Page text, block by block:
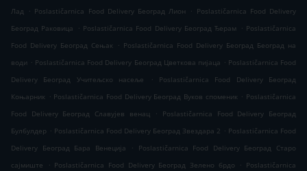
Лад
. Poslastičarnica Food Delivery Београд Лион . Poslastičarnica Food Delivery
Београд Раковица
. Poslastičarnica Food Delivery Београд Ђерам . Poslastičarnica
Food Delivery Београд Сењак
. Poslastičarnica Food Delivery Београд Београд на
води . Poslastičarnica Food Delivery Београд Цветкова пијаца . Poslastičarnica Food
Delivery Београд Учитељско насеље
.
Poslastičarnica Food Delivery Београд
Коњарник . Poslastičarnica Food Delivery Београд Вуков споменик . Poslastičarnica
Food Delivery Београд Славујев венац
.
Poslastičarnica Food Delivery Београд
Булбулдер . Poslastičarnica Food Delivery Београд Звездара 2 . Poslastičarnica Food
Delivery Београд Бара Венеција
.
Poslastičarnica Food Delivery Београд Старо
сајмиште
. Poslastičarnica Food Delivery Београд Зелено брдо . Poslastičarnica